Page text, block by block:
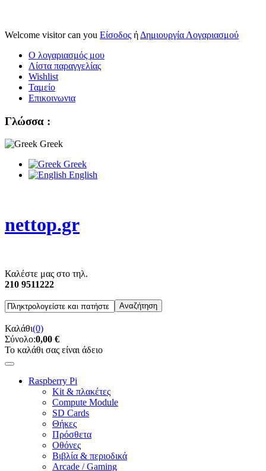
Welcome visitor can you Είσοδος ή Δημιουργία Λογαριασμού
Ο λογαριασμός μου
Λίστα παραγγελίας
Wishlist
Ταμείο
Επικοινωνια
Γλώσσα :
Greek
Greek
English
nettop.gr
Καλέστε μας στο τηλ.
210 9511222
Καλάθι(0)
Σύνολο:0,00 €
Το καλάθι σας είναι άδειο
Raspberry Pi
Kit & πλακέτες
Compute Module
SD Cards
Θήκες
Πρόσθετα
Οθόνες
Βιβλία & περιοδικά
Arcade / Gaming